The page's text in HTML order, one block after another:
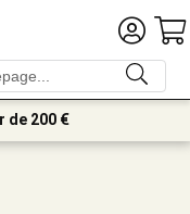
de 200 €